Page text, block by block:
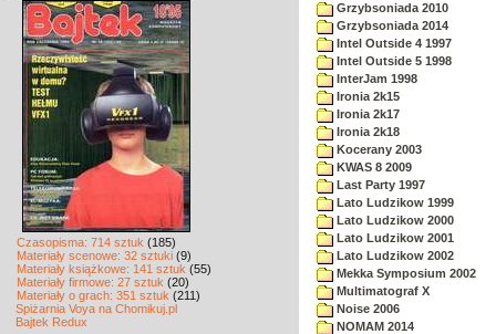
Czasopisma: 714 sztuk (185)
Materiały scenowe: 32 sztuki (9)
Materiały książkowe: 141 sztuk (55)
Materiały firmowe: 27 sztuk (20)
Materiały o grach: 351 sztuk (211)
Spiżarnia Voya na Chomikuj.pl
Bajtek Redux
Grzybsoniada 2010
Grzybsoniada 2014
Intel Outside 4 1997
Intel Outside 5 1998
InterJam 1998
Ironia 2k15
Ironia 2k17
Ironia 2k18
Kocerany 2003
KWAS 8 2009
Last Party 1997
Lato Ludzikow 1999
Lato Ludzikow 2000
Lato Ludzikow 2001
Lato Ludzikow 2002
Mekka Symposium 2002
Multimatograf X
Noise 2006
NOMAM 2014